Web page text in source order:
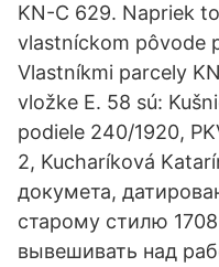
KN-C 629. Napriek
vlastníckom pôvode
Vlastníkmi parcely
vložke E. 58 sú:
podiele 240/1920,
2, Kucharíková
докумета,
старому стилю
вывешивать над